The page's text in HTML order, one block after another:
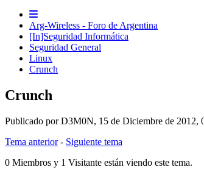
Arg-Wireless - Foro de Argentina
[In]Seguridad Informática
Seguridad General
Linux
Crunch
Crunch
Publicado por D3M0N, 15 de Diciembre de 2012,
Tema anterior- Siguiente tema
0 Miembros y 1 Visitante están viendo este tema.